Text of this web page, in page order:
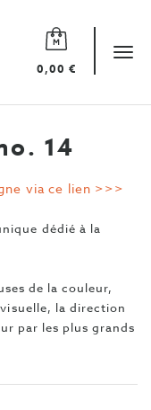
0,00 €
14
via ce lien >>>
dédié à la
de la couleur,
la direction
par les plus grands